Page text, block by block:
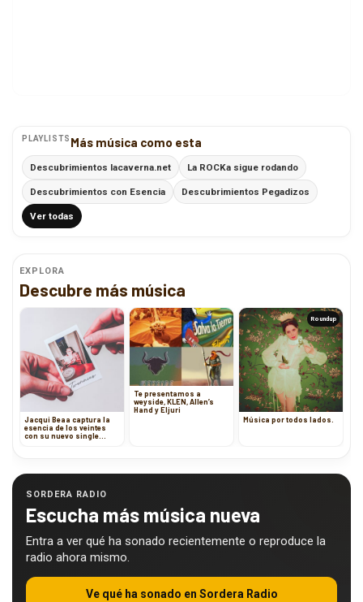
PLAYLISTS Más música como esta
Descubrimientos lacaverna.net La ROCKa sigue rodando
Descubrimientos con Esencia Descubrimientos Pegadizos
Ver todas
EXPLORA
Descubre más música
Jacqui Beaa captura la
esencia de los veintes
con su nuevo single
Te presentamos a
weyside, KLEN, Allen’s
Hand y Eljuri
Roundup
Música por todos lados.
SORDERA RADIO
Escucha más música nueva
Entra a ver qué ha sonado recientemente o reproduce la
radio ahora mismo.
Ve qué ha sonado en Sordera Radio